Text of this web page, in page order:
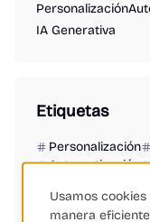
Personalización
IA Generativa
Etiquetas
Personalización
Automatización
Conversiones
Usamos
manera